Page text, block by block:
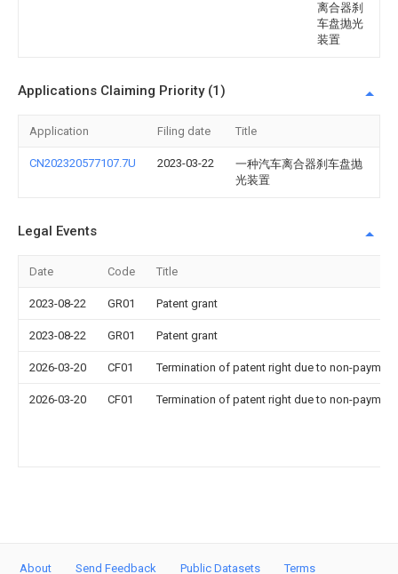
离合器刹
车盘抛光
装置
Applications Claiming Priority (1)
Application Filing date Title
CN202320577107.7U 2023-03-22
一种汽车离合器刹车盘抛
光装置
Legal Events
Date Code Title
2023-08-22 GR01 Patent grant
2023-08-22 GR01 Patent grant
2026-03-20 CF01 Termination of patent right due to non-
2026-03-20 CF01 Termination of patent right due to non-
About Send Feedback Public Datasets Terms